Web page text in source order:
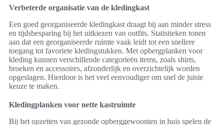
Verbeterde organisatie van de kledingkast
Een goed georganiseerde kledingkast draagt bij aan minder stress
en tijdsbesparing bij het uitkiezen van outfits. Statistieken tonen
aan dat een georganiseerde ruimte vaak leidt tot een snellere
toegang tot favoriete kledingstukken. Met opbergplanken voor
kleding kunnen verschillende categorieën items, zoals shirts,
broeken en accessoires, afzonderlijk en overzichtelijk worden
opgeslagen. Hierdoor is het veel eenvoudiger om snel de juiste
keuze te maken.
Kledingplanken voor nette kastruimte
Bij het opzetten van gezonde opberggewoonten in huis spelen de